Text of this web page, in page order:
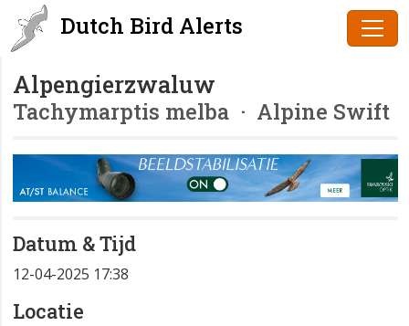
Dutch Bird Alerts
Alpengierzwaluw
Tachymarptis melba · Alpine Swift
Datum & Tijd
12-04-2025 17:38
Locatie